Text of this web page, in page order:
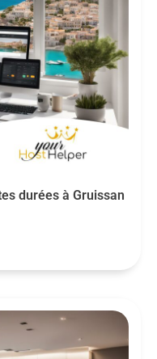
durées à Gruissan